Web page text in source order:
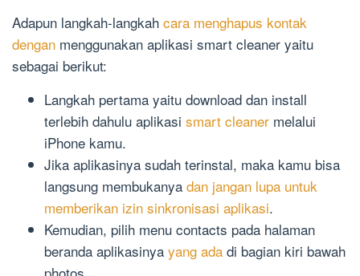
Adapun langkah-langkah cara menghapus kontak
dengan menggunakan aplikasi smart cleaner yaitu
sebagai berikut:
Langkah pertama yaitu download dan install
terlebih dahulu aplikasi smart cleaner melalui
iPhone kamu.
Jika aplikasinya sudah terinstal, maka kamu bisa
langsung membukanya dan jangan lupa untuk
memberikan izin sinkronisasi aplikasi.
Kemudian, pilih menu contacts pada halaman
beranda aplikasinya yang ada di bagian kiri bawah